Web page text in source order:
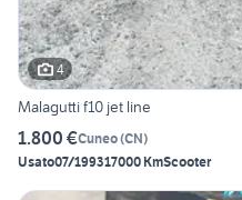
4
Malagutti f10 jet line
1.800 €Cuneo(CN)
Usato07/199317000 KmScooter